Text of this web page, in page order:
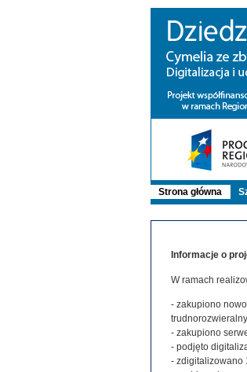
Strona główna
Informacje o
W ramach
- zakupiono
- zakupiono
- podjęto
- zdigitalizowano